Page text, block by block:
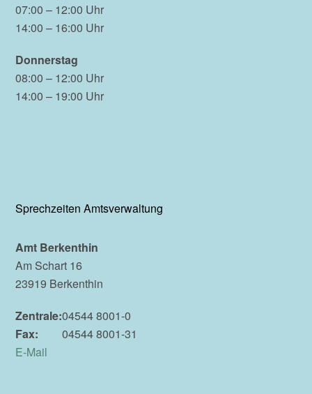
07:00 – 12:00 Uhr
14:00 – 16:00 Uhr
Donnerstag
08:00 – 12:00 Uhr
14:00 – 19:00 Uhr
Sprechzeiten Amtsverwaltung
Amt Berkenthin
Am Schart 16
23919 Berkenthin
Zentrale:04544 8001-0
Fax:
04544 8001-31
E-Mail